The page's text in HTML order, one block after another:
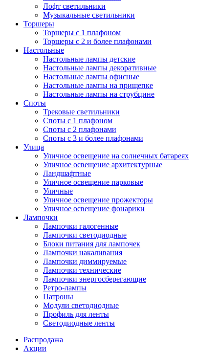
Лофт светильники
Музыкальные светильники
Торшеры
Торшеры с 1 плафоном
Торшеры с 2 и более плафонами
Настольные
Настольные лампы детские
Настольные лампы декоративные
Настольные лампы офисные
Настольные лампы на прищепке
Настольные лампы на струбцине
Споты
Трековые светильники
Споты с 1 плафоном
Споты с 2 плафонами
Споты с 3 и более плафонами
Улица
Уличное освещение на солнечных батареях
Уличное освещение архитектурные
Ландшафтные
Уличное освещение парковые
Уличные
Уличное освещение прожекторы
Уличное освещение фонарики
Лампочки
Лампочки галогенные
Лампочки светодиодные
Блоки питания для лампочек
Лампочки накаливания
Лампочки диммируемые
Лампочки технические
Лампочки энергосберегающие
Ретро-лампы
Патроны
Модули светодиодные
Профиль для ленты
Светодиодные ленты
Распродажа
Акции